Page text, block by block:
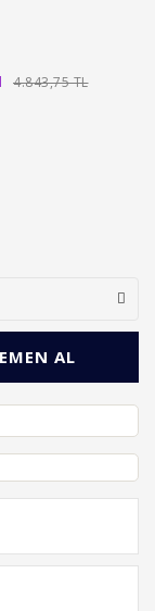
4.843,75 TL
AL